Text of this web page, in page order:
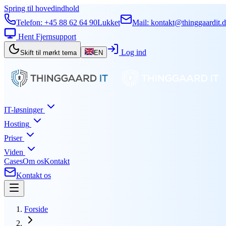
Spring til hovedindhold
Telefon: +45 88 62 64 90Lukket Mail:
Hent Fjernsupport
Skift til mørkt tema EN Log ind
IT-løsninger
Hosting
Priser
Viden
CasesOm osKontakt
Kontakt os
Forside